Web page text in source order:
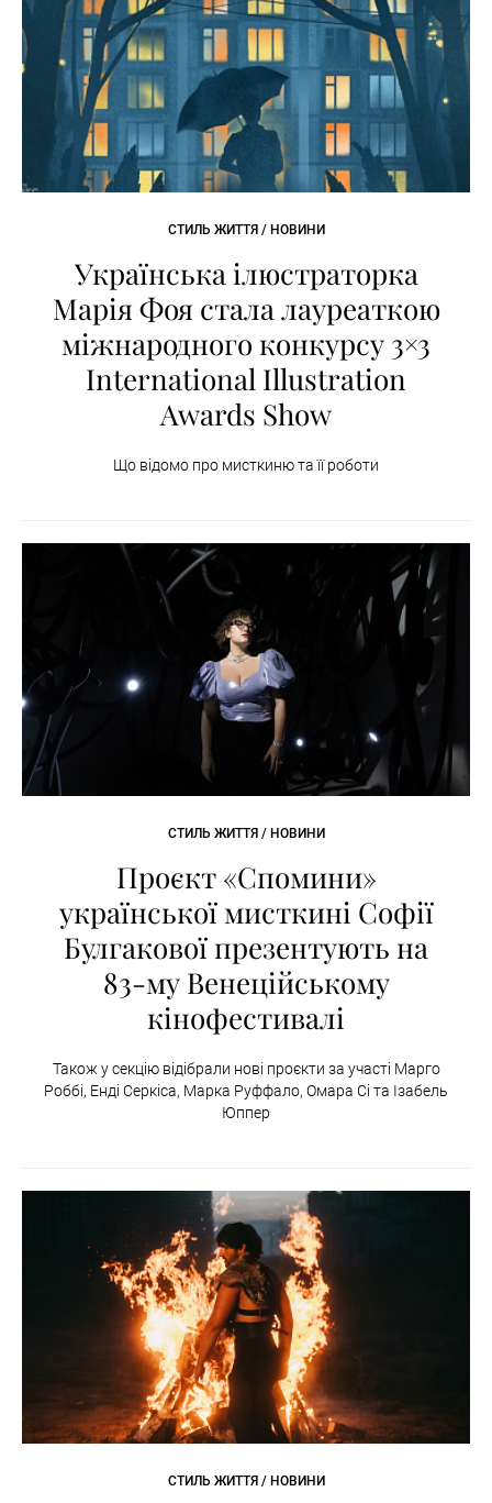
СТИЛЬ ЖИТТЯ / НОВИНИ
Українська ілюстраторка
Марія Фоя стала лауреаткою
міжнародного конкурсу 3×3
International Illustration
Awards Show
Що відомо про мисткиню та її роботи
СТИЛЬ ЖИТТЯ / НОВИНИ
Проєкт «Спомини»
української мисткині Софії
Булгакової презентують на
83-му Венеційському
кінофестивалі
Також у секцію відібрали нові проєкти за участі Марго
Роббі, Енді Серкіса, Марка Руффало, Омара Сі та Ізабель
Юппер
СТИЛЬ ЖИТТЯ / НОВИНИ